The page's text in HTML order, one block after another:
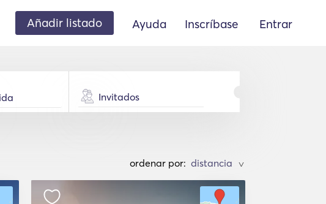
Añadir listado Ayuda Inscríbase Entrar
Invitados
ordenar por: >